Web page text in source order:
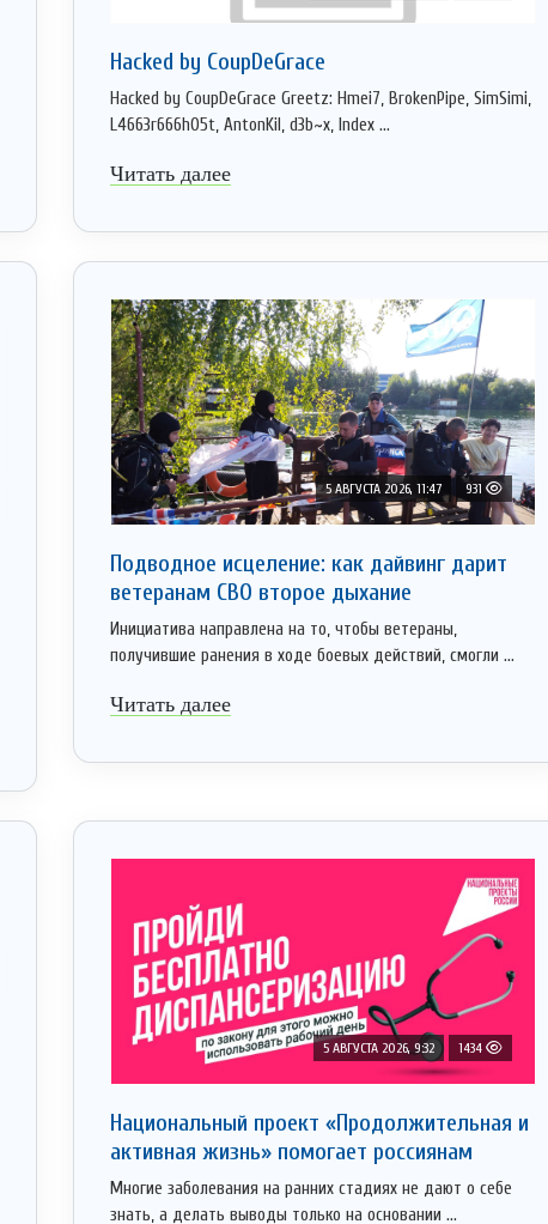
Hacked by CoupDeGrace
Hacked by CoupDeGrace Greetz: Hmei7, BrokenPipe, SimSimi,
L4663r666h05t, AntonKil, d3b~x, Index ...
Читать далее
5 АВГУСТА 2026, 11:47 931
Подводное исцеление: как дайвинг дарит
ветеранам СВО второе дыхание
Инициатива направлена на то, чтобы ветераны,
получившие ранения в ходе боевых действий, смогли ...
Читать далее
5 АВГУСТА 2026, 9:32 1434
Национальный проект «Продолжительная и
активная жизнь» помогает россиянам
Многие заболевания на ранних стадиях не дают о себе
знать, а делать выводы только на основании ...